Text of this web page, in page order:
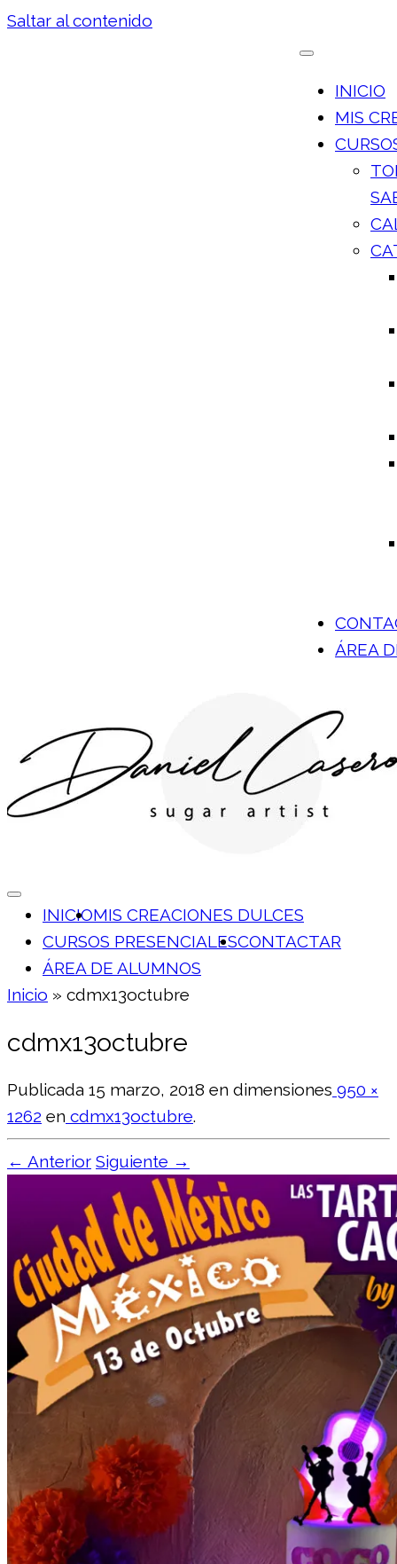
Saltar al contenido
INICIO
MIS
ÁREA
INICIOMIS CREACIONES DULCES
CURSOS PRESENCIALESCONTACTAR
ÁREA DE ALUMNOS
Inicio » cdmx13octubre
cdmx13octubre
Publicada 15 marzo, 2018 en dimensiones 950 ×
1262 en cdmx13octubre.
← Anterior Siguiente →